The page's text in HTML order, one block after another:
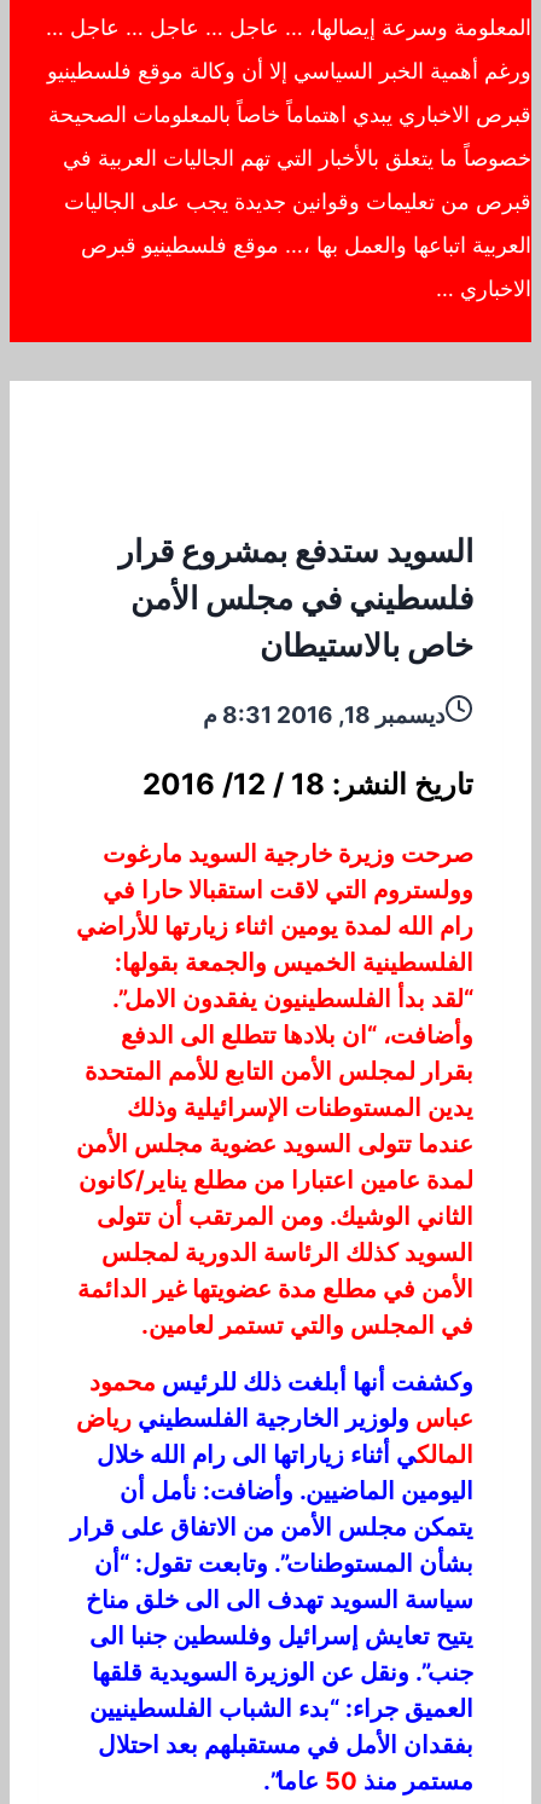
المعلومة وسرعة إيصالها، … عاجل … عاجل … عاجل …
ورغم أهمية الخبر السياسي إلا أن وكالة موقع فلسطينيو
قبرص الاخباري يبدي اهتماماً خاصاً بالمعلومات الصحيحة
خصوصاً ما يتعلق بالأخبار التي تهم الجاليات العربية في
قبرص من تعليمات وقوانين جديدة يجب على الجاليات
العربية اتباعها والعمل بها ،… موقع فلسطينيو قبرص
الاخباري …
السويد ستدفع بمشروع قرار
فلسطيني في مجلس الأمن
خاص بالاستيطان
ديسمبر 18, 2016 8:31 م
تاريخ النشر: 18 / 12/ 2016
صرحت وزيرة خارجية السويد مارغوت
وولستروم التي لاقت استقبالا حارا في
رام الله لمدة يومين اثناء زيارتها للأراضي
الفلسطينية الخميس والجمعة بقولها:
“لقد بدأ الفلسطينيون يفقدون الامل”.
وأضافت، “ان بلادها تتطلع الى الدفع
بقرار لمجلس الأمن التابع للأمم المتحدة
يدين المستوطنات الإسرائيلية وذلك
عندما تتولى السويد عضوية مجلس الأمن
لمدة عامين اعتبارا من مطلع يناير/كانون
الثاني الوشيك. ومن المرتقب أن تتولى
السويد كذلك الرئاسة الدورية لمجلس
الأمن في مطلع مدة عضويتها غير الدائمة
في المجلس والتي تستمر لعامين.
وكشفت أنها أبلغت ذلك للرئيس محمود
عباس ولوزير الخارجية الفلسطيني رياض
المالكي أثناء زياراتها الى رام الله خلال
اليومين الماضيين. وأضافت: نأمل أن
يتمكن مجلس الأمن من الاتفاق على قرار
بشأن المستوطنات”. وتابعت تقول: “أن
سياسة السويد تهدف الى الى خلق مناخ
يتيح تعايش إسرائيل وفلسطين جنبا الى
جنب”. ونقل عن الوزيرة السويدية قلقها
العميق جراء: “بدء الشباب الفلسطينيين
بفقدان الأمل في مستقبلهم بعد احتلال
مستمر منذ 50 عاما”.